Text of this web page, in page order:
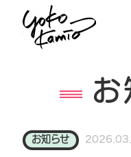
Yoko
Kamio
お
お知らせ